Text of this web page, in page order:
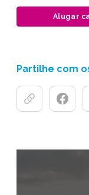
Partilhe com
Alugar